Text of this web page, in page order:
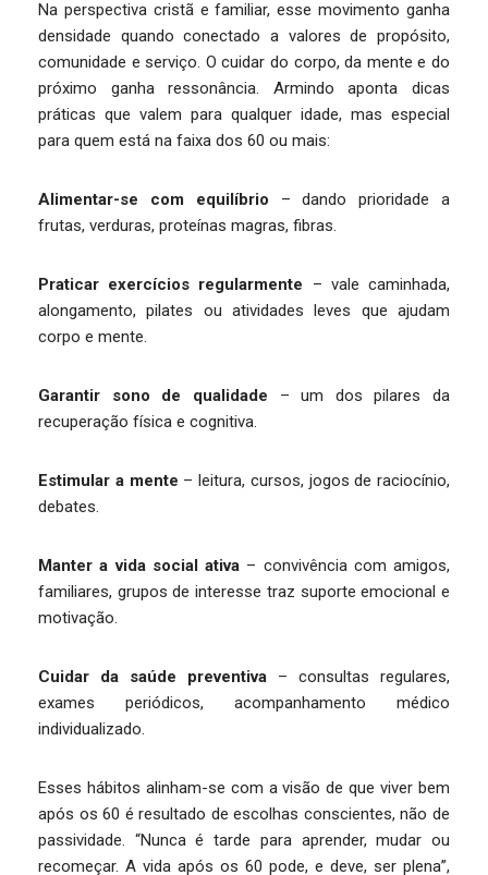
Na perspectiva cristã e familiar, esse movimento ganha
densidade quando conectado a valores de propósito,
comunidade e serviço. O cuidar do corpo, da mente e do
próximo ganha ressonância. Armindo aponta dicas
práticas que valem para qualquer idade, mas especial
para quem está na faixa dos 60 ou mais:
Alimentar-se com equilíbrio – dando prioridade a
frutas, verduras, proteínas magras, fibras.
Praticar exercícios regularmente – vale caminhada,
alongamento, pilates ou atividades leves que ajudam
corpo e mente.
Garantir sono de qualidade – um dos pilares da
recuperação física e cognitiva.
Estimular a mente – leitura, cursos, jogos de raciocínio,
debates.
Manter a vida social ativa – convivência com amigos,
familiares, grupos de interesse traz suporte emocional e
motivação.
Cuidar da saúde preventiva – consultas regulares,
exames periódicos, acompanhamento médico
individualizado.
Esses hábitos alinham-se com a visão de que viver bem
após os 60 é resultado de escolhas conscientes, não de
passividade. “Nunca é tarde para aprender, mudar ou
recomeçar. A vida após os 60 pode, e deve, ser plena”,